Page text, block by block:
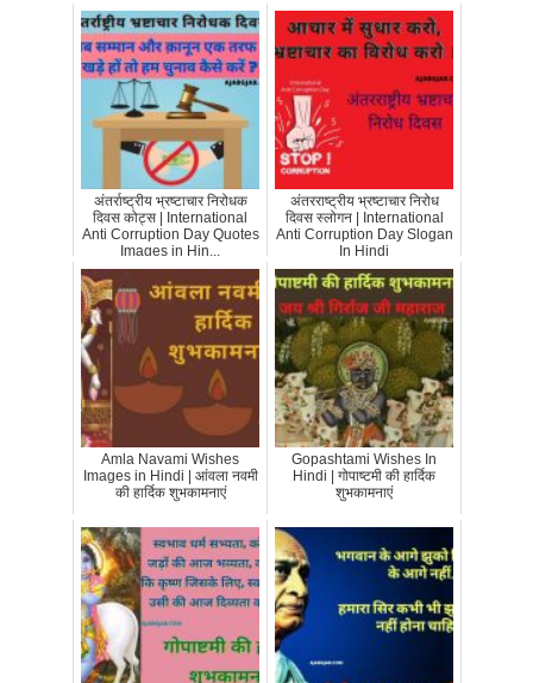
अंतर्राष्ट्रीय भ्रष्टाचार निरोधक
दिवस कोट्स | International
Anti Corruption Day Quotes
Images in Hin...
अंतरराष्ट्रीय भ्रष्टाचार निरोध
दिवस स्लोगन | International
Anti Corruption Day Slogan
In Hindi
Amla Navami Wishes
Images in Hindi | आंवला नवमी
की हार्दिक शुभकामनाएं
Gopashtami Wishes In
Hindi | गोपाष्टमी की हार्दिक
शुभकामनाएं